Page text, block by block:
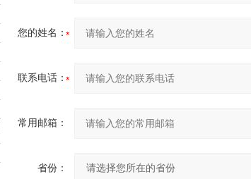
您的姓名：
联系电话：
常用邮箱：
省份：